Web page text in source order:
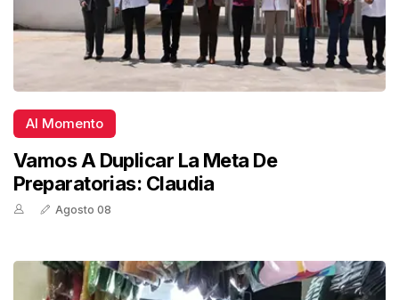
Al Momento
Vamos A Duplicar La Meta De
Preparatorias: Claudia
Agosto 08